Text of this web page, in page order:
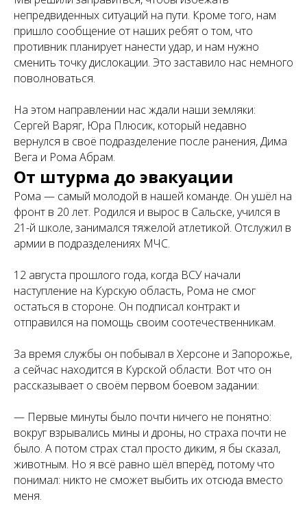
непредвиденных ситуаций на пути. Кроме того, нам
пришло сообщение от наших ребят о том, что
противник планирует нанести удар, и нам нужно
сменить точку дислокации. Это заставило нас немного
поволноваться.
На этом направлении нас ждали наши земляки:
Сергей Варяг, Юра Плюсик, который недавно
вернулся в своё подразделение после ранения, Дима
Вега и Рома Абрам.
От штурма до эвакуации
Рома — самый молодой в нашей команде. Он ушёл на
фронт в 20 лет. Родился и вырос в Сальске, учился в
21-й школе, занимался тяжелой атлетикой. Отслужил в
армии в подразделениях МЧС.
12 августа прошлого года, когда ВСУ начали
наступление на Курскую область, Рома не смог
остаться в стороне. Он подписал контракт и
отправился на помощь своим соотечественникам.
За время службы он побывал в Херсоне и Запорожье,
а сейчас находится в Курской области. Вот что он
рассказывает о своём первом боевом задании:
— Первые минуты было почти ничего не понятно:
вокруг взрывались мины и дроны, но страха почти не
было. А потом страх стал просто диким, я бы сказал,
животным. Но я всё равно шёл вперёд, потому что
понимал: никто не сможет выбить их отсюда вместо
меня.